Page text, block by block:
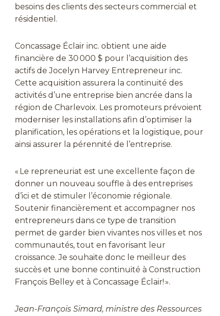
besoins des clients des secteurs commercial et
résidentiel.
Concassage Éclair inc. obtient une aide
financière de 30 000 $ pour l’acquisition des
actifs de Jocelyn Harvey Entrepreneur inc.
Cette acquisition assurera la continuité des
activités d’une entreprise bien ancrée dans la
région de Charlevoix. Les promoteurs prévoient
moderniser les installations afin d’optimiser la
planification, les opérations et la logistique, pour
ainsi assurer la pérennité de l’entreprise.
« Le repreneuriat est une excellente façon de
donner un nouveau souffle à des entreprises
d’ici et de stimuler l’économie régionale.
Soutenir financièrement et accompagner nos
entrepreneurs dans ce type de transition
permet de garder bien vivantes nos villes et nos
communautés, tout en favorisant leur
croissance. Je souhaite donc le meilleur des
succès et une bonne continuité à Construction
François Belley et à Concassage Éclair! ».
Jean-François Simard, ministre des Ressources